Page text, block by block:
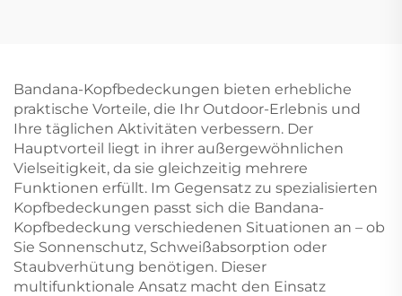
Bandana-Kopfbedeckungen bieten erhebliche
praktische Vorteile, die Ihr Outdoor-Erlebnis und
Ihre täglichen Aktivitäten verbessern. Der
Hauptvorteil liegt in ihrer außergewöhnlichen
Vielseitigkeit, da sie gleichzeitig mehrere
Funktionen erfüllt. Im Gegensatz zu spezialisierten
Kopfbedeckungen passt sich die Bandana-
Kopfbedeckung verschiedenen Situationen an – ob
Sie Sonnenschutz, Schweißabsorption oder
Staubverhütung benötigen. Dieser
multifunktionale Ansatz macht den Einsatz